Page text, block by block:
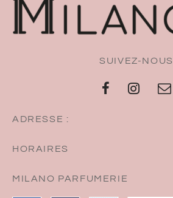
SUIVEZ-NOUS
ADRESSE :
HORAIRES
MILANO PARFUMERIE